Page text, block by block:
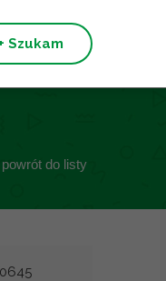
+ Szukam
powrót do listy